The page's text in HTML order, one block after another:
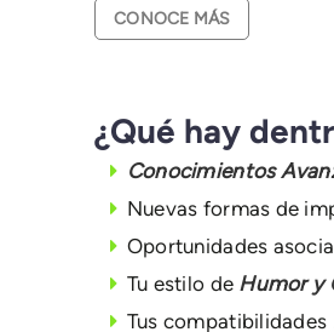
CONOCE MÁS
¿Qué hay
Conocimientos
Nuevas formas de
Oportunidades
Tu estilo de Humor y
Tus compatibilidades